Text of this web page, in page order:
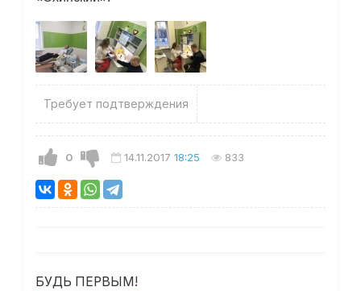
Требует подтверждения
0 14.11.2017 18:25 833
БУДЬ ПЕРВЫМ!